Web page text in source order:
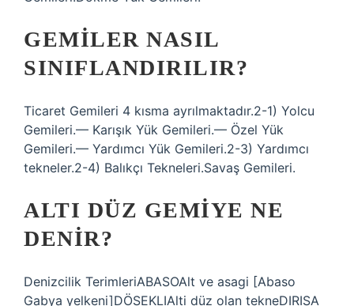
GEMILER NASIL
SINIFLANDIRILIR?
Ticaret Gemileri 4 kısma ayrılmaktadır.2-1) Yolcu
Gemileri.— Karışık Yük Gemileri.— Özel Yük
Gemileri.— Yardımcı Yük Gemileri.2-3) Yardımcı
tekneler.2-4) Balıkçı Tekneleri.Savaş Gemileri.
ALTI DÜZ GEMIYE NE
DENIR?
Denizcilik TerimleriABASOAlt ve asagi [Abaso
Gabya yelkeni]DÖSEKLIAlti düz olan tekneDIRISA